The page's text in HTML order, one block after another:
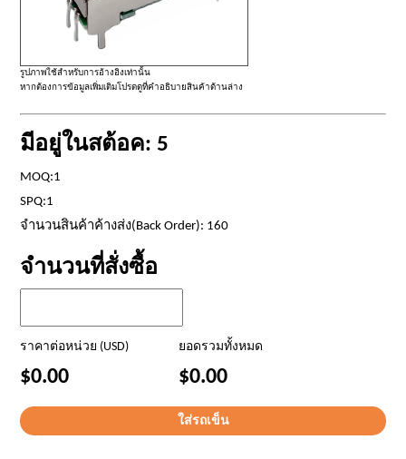
รูปภาพใช้สำหรับการอ้างอิงเท่านั้น
หากต้องการข้อมูลเพิ่มเติมโปรดดูที่คำอธิบายสินค้าด้านล่าง
มีอยู่ในสต้อค: 5
MOQ:1
SPQ:1
จำนวนสินค้าค้างส่ง(Back Order): 160
จำนวนที่สั่งซื้อ
ราคาต่อหน่วย (USD) ยอดรวมทั้งหมด
$0.00 $0.00